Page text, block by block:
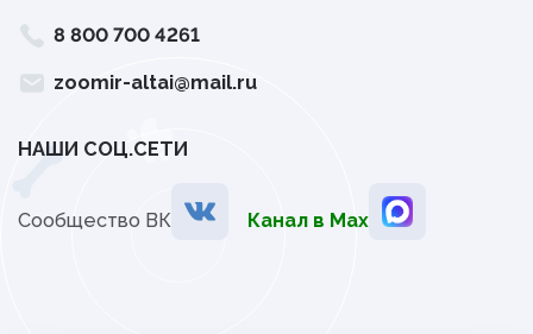
8 800 700 4261
zoomir-altai@mail.ru
НАШИ СОЦ.СЕТИ
Сообщество ВК Канал в Мах